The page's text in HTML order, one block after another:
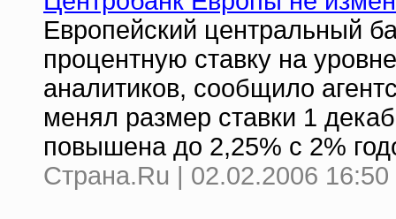
Европейский центральный
процентную ставку на
аналитиков, сообщило
менял размер ставки 1
повышена до 2,25% с 2%
Страна.Ru | 02.02.2006 16:50